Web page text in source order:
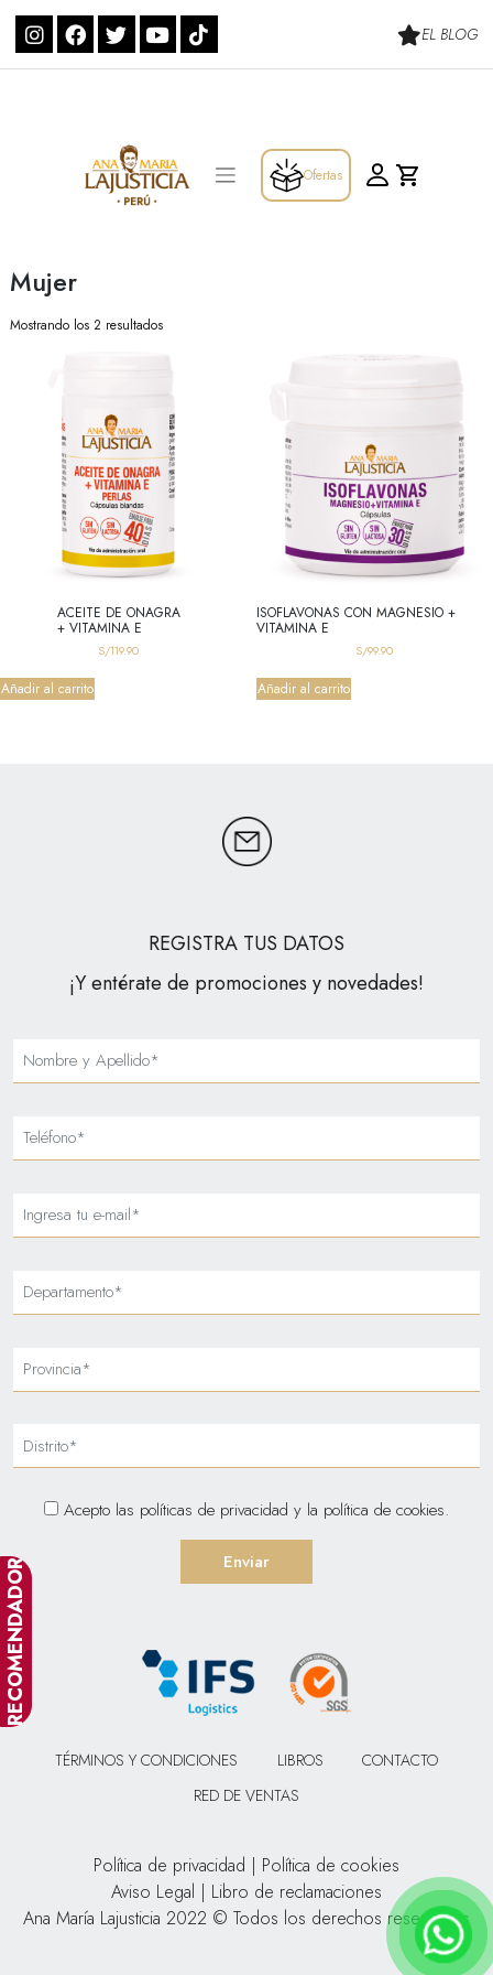
RECOMENDADOR
content
EL BLOG
Ofertas
Mujer
Mostrando los 2 resultados
ACEITE DE ONAGRA
+ VITAMINA E
S/119.90
Añadir al carrito
ISOFLAVONAS CON MAGNESIO +
VITAMINA E
S/99.90
Añadir al carrito
REGISTRA TUS DATOS
¡Y entérate de promociones y novedades!
Acepto las políticas de privacidad y la política de cookies.
TÉRMINOS Y CONDICIONES LIBROS
CONTACTO
RED DE VENTAS
Política de privacidad | Política de cookies
Aviso Legal | Libro de reclamaciones
Ana María Lajusticia 2022 © Todos los derechos reservados